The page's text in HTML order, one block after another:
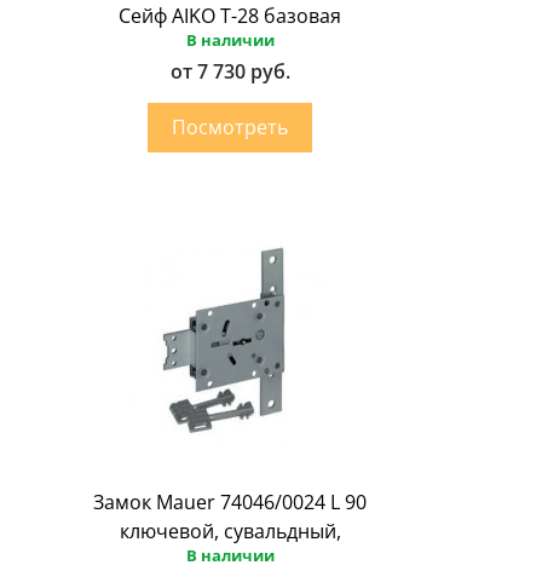
Сейф AIKO Т-28 базовая
В наличии
от 7 730 руб.
Замок Mauer 74046/0024 L 90
ключевой, сувальдный,
В наличии